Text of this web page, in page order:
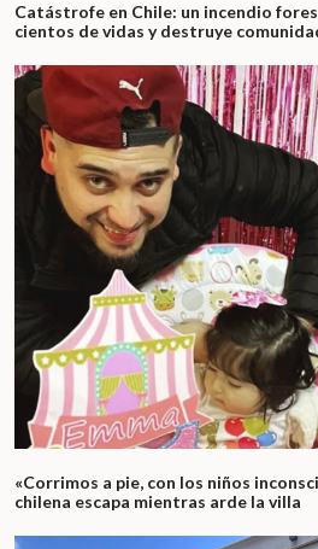
Catástrofe en Chile: un incendio
cientos de vidas y destruye
«Corrimos a pie, con los niños
chilena escapa mientras arde la villa